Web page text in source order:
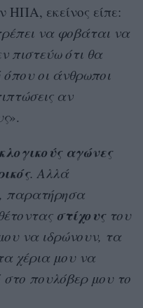
ΗΠΑ, εκείνος είπε:
να φοβάται να
πιστεύω ότι θα
όπου οι άνθρωποι
αν
».
αγώνες
. Αλλά
παρατήρησα
στίχουςτου
να ιδρώνουν, τα
χέρια μου να
πουλόβερ μου το